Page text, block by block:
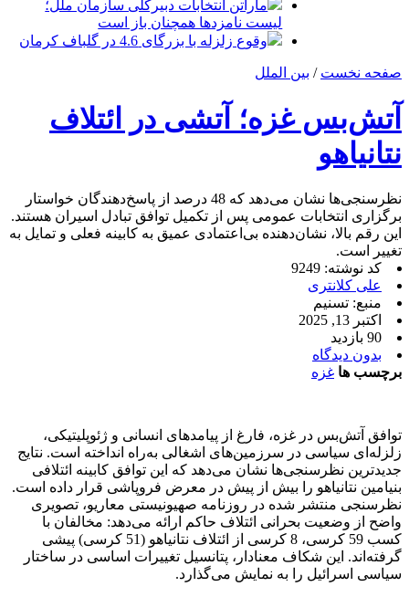
ماراتن انتخابات دبیرکلی سازمان ملل؛
لیست نامزدها همچنان باز است
وقوع زلزله با بزرگای 4.6 در گلباف کرمان
صفحه نخست / بین الملل
آتش‌بس غزه؛ آتشی در ائتلاف
نتانیاهو
نظرسنجی‌ها نشان می‌دهد که 48 درصد از پاسخ‌دهندگان خواستار
برگزاری انتخابات عمومی پس از تکمیل توافق تبادل اسیران هستند.
این رقم بالا، نشان‌دهنده بی‌اعتمادی عمیق به کابینه فعلی و تمایل به
تغییر است.
کد نوشته: 9249
علی کلانتری
منبع: تسنیم
اکتبر 13, 2025
90 بازدید
بدون دیدگاه
برچسب ها غزه
توافق آتش‌بس در غزه، فارغ از پیامدهای انسانی و ژئوپلیتیکی،
زلزله‌ای سیاسی در سرزمین‌های اشغالی به‌راه انداخته است. نتایج
جدیدترین نظرسنجی‌ها نشان می‌دهد که این توافق کابینه ائتلافی
بنیامین نتانیاهو را بیش از پیش در معرض فروپاشی قرار داده است.
نظرسنجی منتشر شده در روزنامه صهیونیستی معاریو، تصویری
واضح از وضعیت بحرانی ائتلاف حاکم ارائه می‌دهد: مخالفان با
کسب 59 کرسی، 8 کرسی از ائتلاف نتانیاهو (51 کرسی) پیشی
گرفته‌اند. این شکاف معنادار، پتانسیل تغییرات اساسی در ساختار
سیاسی اسرائیل را به نمایش می‌گذارد.